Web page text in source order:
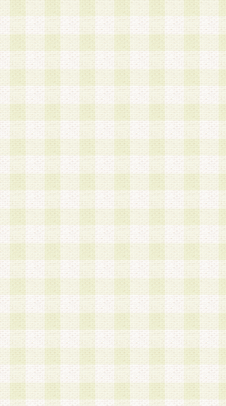
b.本サービスに係る謝礼、景品、調査サンプル品
c.会員からの電話、メール等の問い合わせなどへ
d.その他これらに付随する業務
2.当社は、会員個人を識別することのできる情報
会員情報を本人の承諾なく第三者に開示すること
人を識別できる情報について第三者に開示または
社は事前に会員本人の同意を得るものとします。
3.前項の定めに拘わらず、当社は、以下の目的に
意を 得ることなく、会員個人を識別できる情報
づき選定した委託業者に対して当社の責任におい
できるものとします。な お、当社は、当該委託
契約を締結しこれを遵守させるとともに、本規約
の注意をもって当該情報を使用させるものとし ま
a.本サービスに係る謝礼、景品、調査サンプル品
b.会員からの電話、メール等の問い合わせなどへ
c.モバイルリサーチ、またはグループ形式による
実施もしくは運営
d.その他これらに付随する業務
4.会員は、住所、電話番号その他の登録情報につ
合は、速やかに当社所定の変更手続きを行うもの
5.当社は、必要と認めた場合、会員に対して、電
手段により登録情報の対象者が会員登録者本人で
の内容が正確であること、アンケートの回答内容
うことができるものとます。
6.会員は、会員登録後当社が定期的に行う登録情
して、当社指定の期間内に更新手続きを行うもの
該期間内に更新手続きを行わない場合、その時点
発行したポイントは失効されるものとします。